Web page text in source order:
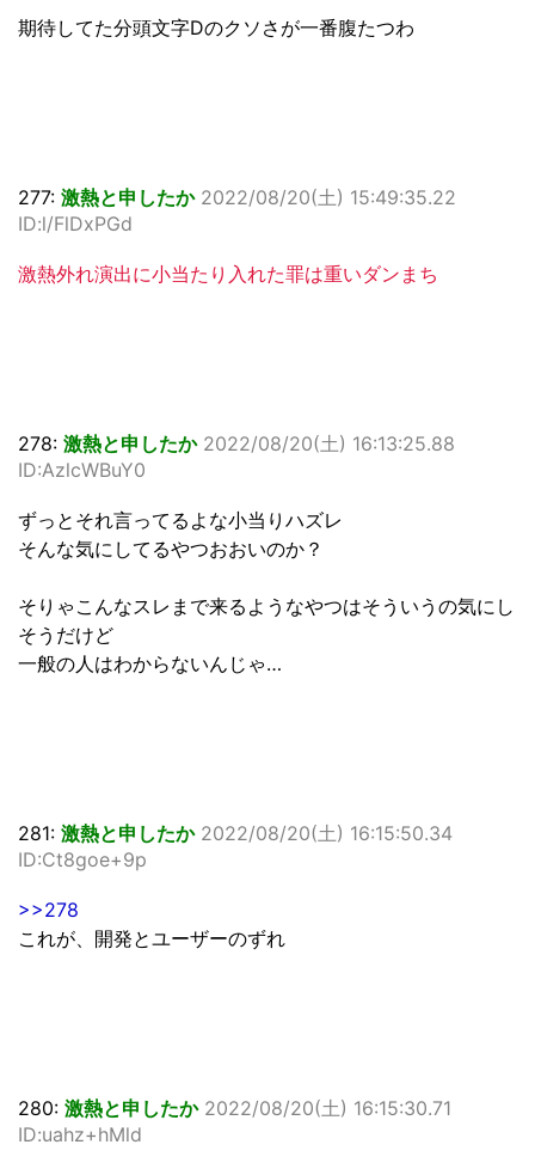
期待してた分頭文字Dのクソさが一番腹たつわ
277: 激熱と申したか 2022/08/20(土) 15:49:35.22
ID:l/FlDxPGd
激熱外れ演出に小当たり入れた罪は重いダンまち
278: 激熱と申したか 2022/08/20(土) 16:13:25.88
ID:AzlcWBuY0
ずっとそれ言ってるよな小当りハズレ
そんな気にしてるやつおおいのか？
そりゃこんなスレまで来るようなやつはそういうの気にし
そうだけど
一般の人はわからないんじゃ…
281: 激熱と申したか 2022/08/20(土) 16:15:50.34
ID:Ct8goe+9p
>>278
これが、開発とユーザーのずれ
280: 激熱と申したか 2022/08/20(土) 16:15:30.71
ID:uahz+hMld